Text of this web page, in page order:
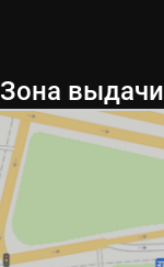
Зона выдачи